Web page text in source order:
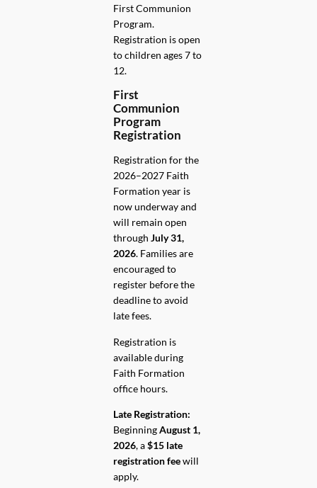
First Communion
Program.
Registration is open
to children ages 7 to
12.
First
Communion
Program
Registration
Registration for the
2026–2027 Faith
Formation year is
now underway and
will remain open
throughJuly 31,
2026. Families are
encouraged to
register before the
deadline to avoid
late fees.
Registration is
available during
Faith Formation
office hours.
Late Registration:
BeginningAugust 1,
2026, a$15 late
registration feewill
apply.